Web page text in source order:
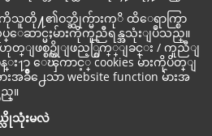
းကိုသူတို႔၏ဝဘ္ဆိုက္မ်ားကုိ ထိေရာက္စြာ
ေဆာင္မႈမ်ားကိုကူညီရန္အသုံးျပဳသည္။
တ္ျဖစ္စဥ္ကိုျဖည့္စြက္္ျခင္း / ကူညီျ
႑ာ ေၾကာင့္ cookies မ်ားကိုပိတ္ျ
ခ်ိဳ႕ေသာ website function မ်ားအ
။
လိုသုံးမလဲ